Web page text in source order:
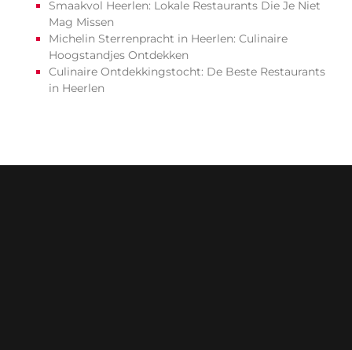
Smaakvol Heerlen: Lokale Restaurants Die Je Niet
Mag Missen
Michelin Sterrenpracht in Heerlen: Culinaire
Hoogstandjes Ontdekken
Culinaire Ontdekkingstocht: De Beste Restaurants
in Heerlen